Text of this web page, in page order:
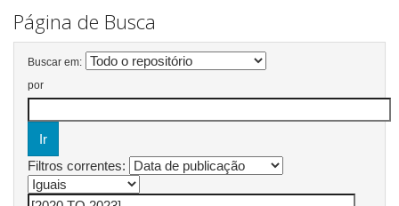
Página de Busca
Buscar em:
por
Filtros correntes: